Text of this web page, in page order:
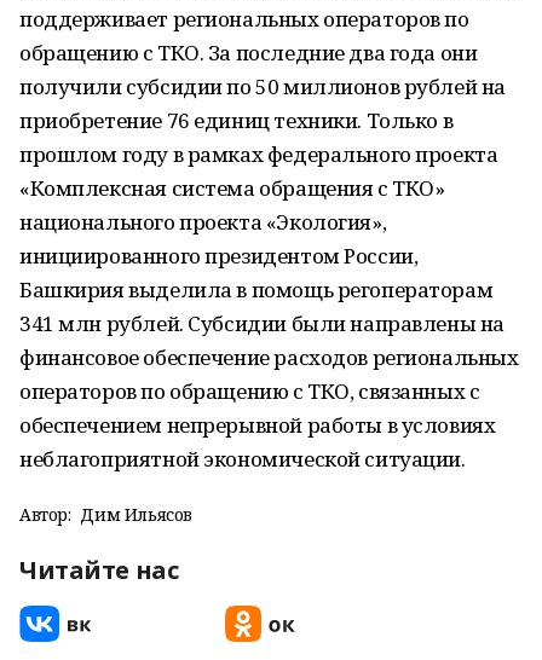
поддерживает региональных операторов по
обращению с ТКО. За последние два года они
получили субсидии по 50 миллионов рублей на
приобретение 76 единиц техники. Только в
прошлом году в рамках федерального проекта
«Комплексная система обращения с ТКО»
национального проекта «Экология»,
инициированного президентом России,
Башкирия выделила в помощь регоператорам
341 млн рублей. Субсидии были направлены на
финансовое обеспечение расходов региональных
операторов по обращению с ТКО, связанных с
обеспечением непрерывной работы в условиях
неблагоприятной экономической ситуации.
Автор: Дим Ильясов
Читайте нас